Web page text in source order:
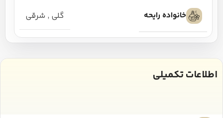
خانواده رایحه گلی , شرقی
اطلاعات تکمیلی